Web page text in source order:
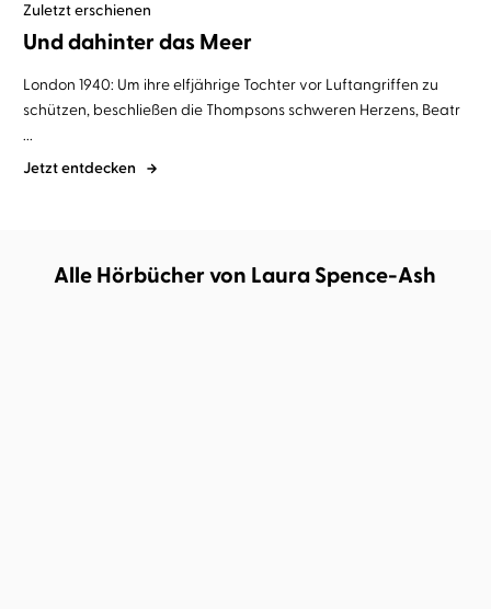
Zuletzt erschienen
Und dahinter das Meer
London 1940: Um ihre elfjährige Tochter vor Luftangriffen zu
schützen, beschließen die Thompsons schweren Herzens, Beatr
...
Jetzt entdecken
Alle Hörbücher von Laura Spence-Ash